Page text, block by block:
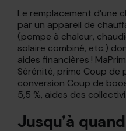
Le remplacement d’une
par un appareil de
(pompe à chaleur,
solaire combiné, etc.)
aides financières !
Sérénité, prime Coup de
conversion Coup de
5,5 %, aides des
Jusqu’à